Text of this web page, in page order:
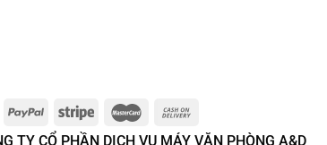
TY CỔ PHẦN DỊCH VỤ MÁY VĂN PHÒNG A&D